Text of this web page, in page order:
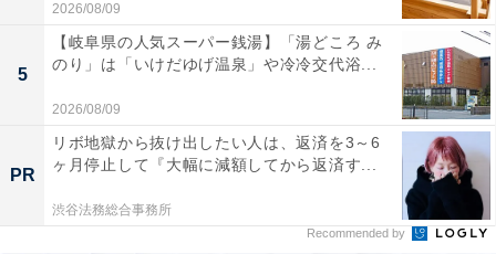
2026/08/09
5
【岐阜県の人気スーパー銭湯】「湯どころ み
のり」は「いけだゆげ温泉」や冷冷交代浴...
2026/08/09
PR
リボ地獄から抜け出したい人は、返済を3～6
ヶ月停止して『大幅に減額してから返済す...
渋谷法務総合事務所
Recommended by